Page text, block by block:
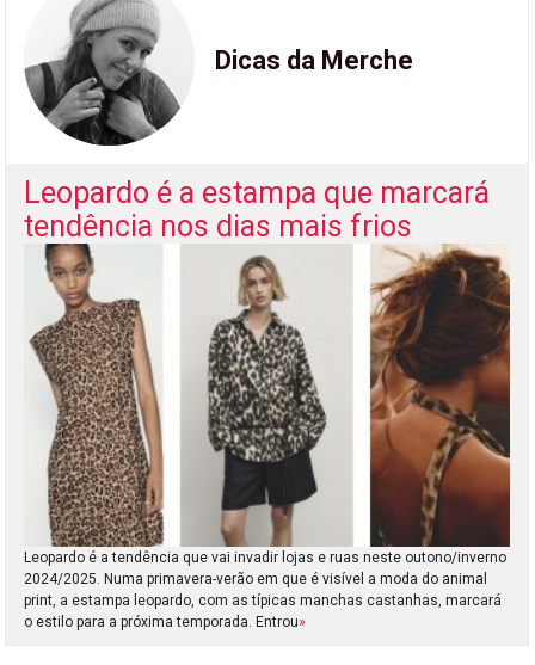
Dicas da Merche
Leopardo é a estampa que marcará
tendência nos dias mais frios
Leopardo é a tendência que vai invadir lojas e ruas neste outono/inverno
2024/2025. Numa primavera-verão em que é visível a moda do animal
print, a estampa leopardo, com as típicas manchas castanhas, marcará
o estilo para a próxima temporada. Entrou»